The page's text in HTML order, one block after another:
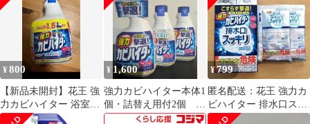
¥800
【新品未開封】花王 強
力カビハイター 浴室用
カビとり剤 つけかえ用
¥ 1,600
強力カビハイター本体1
個・詰替え用付2個 計
3個セット
¥799
匿名配送：花王 強力カ
ビハイター 排水口スッ
キリ 粉末発泡タイプ